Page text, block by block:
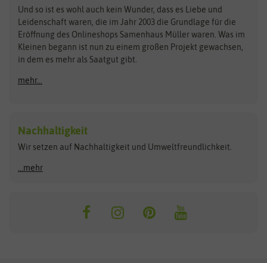
Zimmer & Kübelpflanzen
Kataloge
Schnäppchen
Anzucht & Gartenzubehör
Anzuchtschalen
Heizmatte & Heizkabel
Kokos-Quelltabletten
Zimmergewächshaus
BIOWOL
Blumicorn
Bûten Birds
Carl Pabst
Feldsaaten Freudenberger
Fertil
Flora Elite
Florissa
Flortis
Franchi Sementi
Hortitops
JUB Holland
Und so ist es wohl auch kein Wunder, dass es Liebe und
Leidenschaft waren, die im Jahr 2003 die Grundlage für die
Eröffnung des Onlineshops Samenhaus Müller waren. Was im
Kleinen begann ist nun zu einem großen Projekt gewachsen,
in dem es mehr als Saatgut gibt.
mehr...
Nachhaltigkeit
Wir setzen auf Nachhaltigkeit und Umweltfreundlichkeit.
...mehr